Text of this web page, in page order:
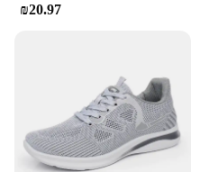
₪20.97